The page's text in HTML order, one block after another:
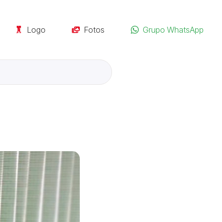
Logo Fotos Grupo WhatsApp